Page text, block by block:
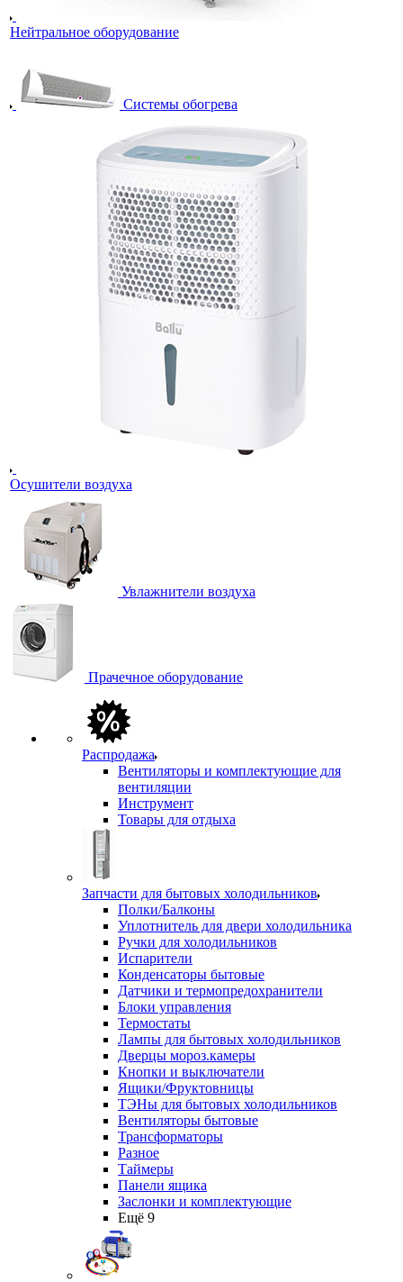
Нейтральное оборудование
Системы обогрева
Осушители воздуха
Увлажнители воздуха
Прачечное оборудование
Распродажа
Вентиляторы и комплектующие для
вентиляции
Инструмент
Товары для отдыха
Запчасти для бытовых холодильников
Полки/Балконы
Уплотнитель для двери холодильника
Ручки для холодильников
Испарители
Конденсаторы бытовые
Датчики и термопредохранители
Блоки управления
Термостаты
Лампы для бытовых холодильников
Дверцы мороз.камеры
Кнопки и выключатели
Ящики/Фруктовницы
ТЭНы для бытовых холодильников
Вентиляторы бытовые
Трансформаторы
Разное
Таймеры
Панели ящика
Заслонки и комплектующие
Ещё 9